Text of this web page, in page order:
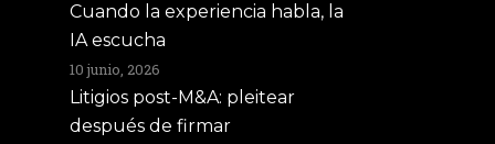
Cuando la experiencia habla, la
IA escucha
10 junio, 2026
Litigios post-M&A: pleitear
después de firmar